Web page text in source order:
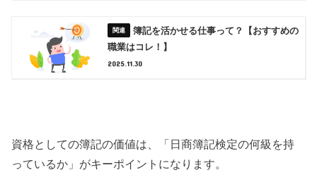
簿記を活かせる仕事って？【おすすめの
職業はコレ！】
2025.11.30
資格としての簿記の価値は、「日商簿記検定の何級を持
っているか」がキーポイントになります。